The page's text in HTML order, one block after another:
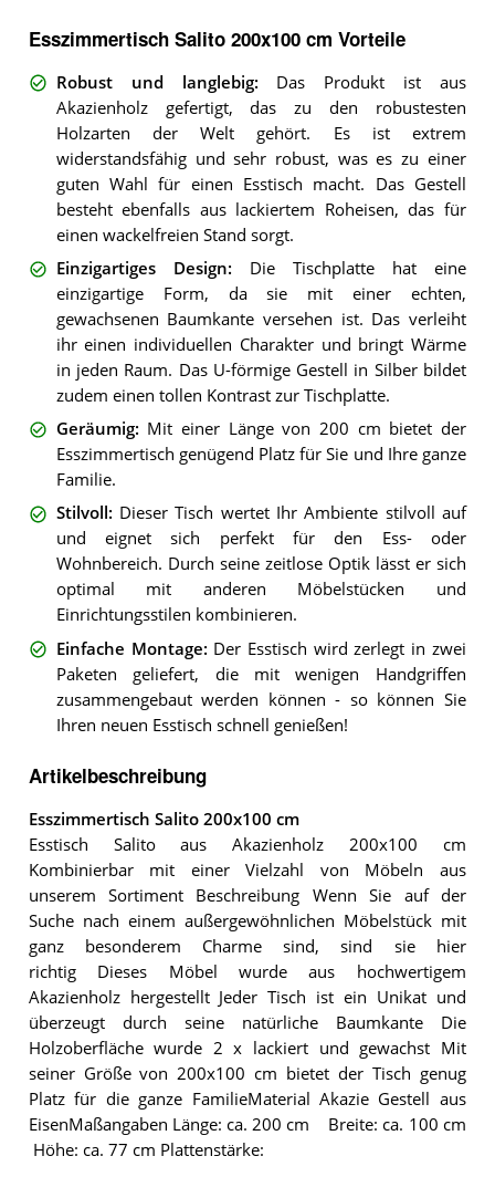
Esszimmertisch Salito 200x100 cm Vorteile
Robust und langlebig: Das Produkt ist aus
Akazienholz gefertigt, das zu den robustesten
Holzarten der Welt gehört. Es ist extrem
widerstandsfähig und sehr robust, was es zu einer
guten Wahl für einen Esstisch macht. Das Gestell
besteht ebenfalls aus lackiertem Roheisen, das für
einen wackelfreien Stand sorgt.
Einzigartiges Design: Die Tischplatte hat eine
einzigartige Form, da sie mit einer echten,
gewachsenen Baumkante versehen ist. Das verleiht
ihr einen individuellen Charakter und bringt Wärme
in jeden Raum. Das U-förmige Gestell in Silber bildet
zudem einen tollen Kontrast zur Tischplatte.
Geräumig: Mit einer Länge von 200 cm bietet der
Esszimmertisch genügend Platz für Sie und Ihre ganze
Familie.
Stilvoll : Dieser Tisch wertet Ihr Ambiente stilvoll auf
und eignet sich perfekt für den Ess- oder
Wohnbereich. Durch seine zeitlose Optik lässt er sich
optimal mit anderen Möbelstücken und
Einrichtungsstilen kombinieren.
Einfache Montage: Der Esstisch wird zerlegt in zwei
Paketen geliefert, die mit wenigen Handgriffen
zusammengebaut werden können - so können Sie
Ihren neuen Esstisch schnell genießen!
Artikelbeschreibung
Esszimmertisch Salito 200x100 cm
Esstisch Salito aus Akazienholz 200x100 cm
Kombinierbar mit einer Vielzahl von Möbeln aus
unserem Sortiment Beschreibung Wenn Sie auf der
Suche nach einem außergewöhnlichen Möbelstück mit
ganz besonderem Charme sind, sind sie hier
richtig Dieses Möbel wurde aus hochwertigem
Akazienholz hergestellt Jeder Tisch ist ein Unikat und
überzeugt durch seine natürliche Baumkante Die
Holzoberfläche wurde 2 x lackiert und gewachst Mit
seiner Größe von 200x100 cm bietet der Tisch genug
Platz für die ganze FamilieMaterial Akazie Gestell aus
EisenMaßangaben Länge: ca. 200 cm Breite: ca. 100 cm
Höhe: ca. 77 cm Plattenstärke: